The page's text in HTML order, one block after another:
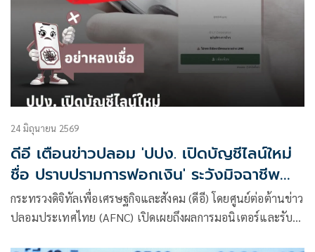
อาชญากรรมทางเทคโนโลยี ข่าวปลอม และข้อมูลบิดเบือน
24 มิถุนายน 2569
ดีอี เตือนข่าวปลอม 'ปปง. เปิดบัญชีไลน์ใหม่
ชื่อ ปราบปรามการฟอกเงิน' ระวังมิจฉาชีพ
หลอกสูญเงิน-ข้อมูลส่วนบุคคล
กระทรวงดิจิทัลเพื่อเศรษฐกิจและสังคม (ดีอี) โดยศูนย์ต่อต้านข่าว
ปลอมประเทศไทย (AFNC) เปิดเผยถึงผลการมอนิเตอร์และรับ